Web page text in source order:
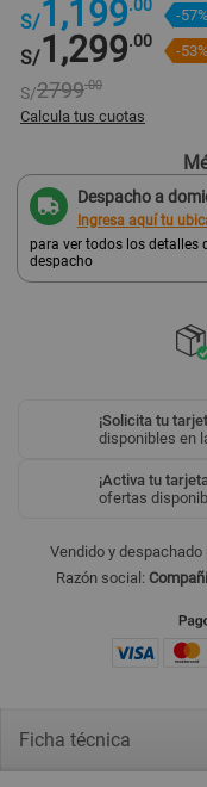
S/1,199.00 -57%
S/1,299.00 -53%
S/2799.00
Calcula tus cuotas
2 cuotas
Despacho a
Ingresa aquí tu
para ver todos los detalles
despacho
¡Solicita tu
disponibles en
¡Activa tu
ofertas
Vendido y despachado
Razón social:
Ficha técnica